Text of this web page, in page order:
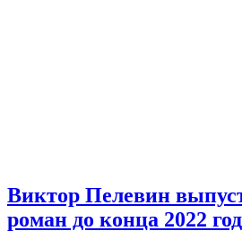
Виктор Пелевин
роман до конца 2022